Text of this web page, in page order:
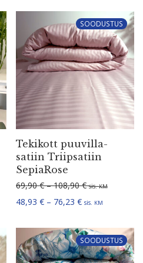
73,90 € kuni 107,90 €
51,73 € kuni 75,53 €
SOODUSTUS
Tekikott puuvil­la­
satiin Triip­satiin
SepiaRose
69,90€ – 108,90€ sis.KM
48,93 € – 76,23 €Hinna­va­hemik:
sis. KM
SOODUSTUS